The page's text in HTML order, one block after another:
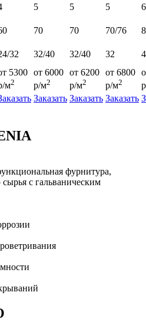
5 5 5
6
70 70 70/76
32 32/40 32/40 32
5300
м2
от 6000
р/м2
от 6200
р/м2
от 6800
р/м2
Заказать Заказать Заказать
фурнитура,
с гальваническим